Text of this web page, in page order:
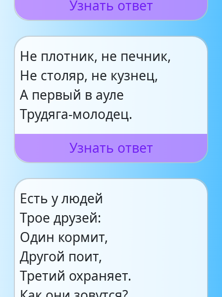
Узнать ответ
Не плотник, не печник,
Не столяр, не кузнец,
А первый в ауле
Трудяга-молодец.
Узнать ответ
Есть у людей
Трое друзей:
Один кормит,
Другой поит,
Третий охраняет.